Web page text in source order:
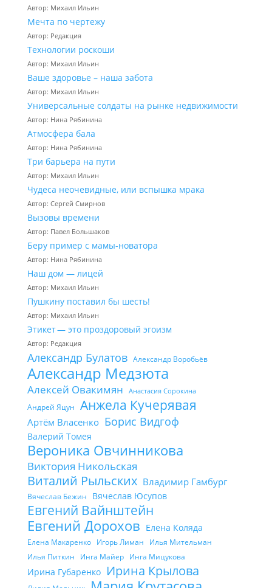
Автор: Михаил Ильин
Мечта по чертежу
Автор: Редакция
Технологии роскоши
Автор: Михаил Ильин
Ваше здоровье – наша забота
Автор: Михаил Ильин
Универсальные солдаты на рынке недвижимости
Автор: Нина Рябинина
Атмосфера бала
Автор: Нина Рябинина
Три барьера на пути
Автор: Михаил Ильин
Чудеса неочевидные, или вспышка мрака
Автор: Сергей Смирнов
Вызовы времени
Автор: Павел Большаков
Беру пример с мамы-новатора
Автор: Нина Рябинина
Наш дом — лицей
Автор: Михаил Ильин
Пушкину поставил бы шесть!
Автор: Михаил Ильин
Этикет — это проздоровый эгоизм
Автор: Редакция
Александр Булатов Александр Воробьёв
Александр Медзюта
Алексей Овакимян Анастасия Сорокина
Андрей Яцун Анжела Кучерявая
Артём Власенко Борис Видгоф
Валерий Томея
Вероника Овчинникова
Виктория Никольская
Виталий Рыльских Владимир Гамбург
Вячеслав Бежин Вячеслав Юсупов
Евгений Вайнштейн
Евгений Дорохов Елена Коляда
Елена Макаренко Игорь Лиман
Илья Мительман
Илья Питкин
Инга Майер Инга Мицукова
Ирина Губаренко Ирина Крылова